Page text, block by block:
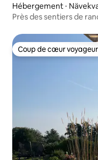
Hébergement ⋅
Près des sentiers de
Coup de cœur
Coup de cœur